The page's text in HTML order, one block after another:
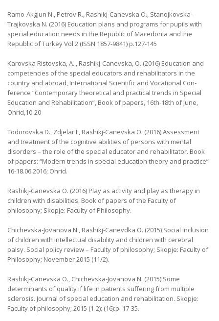
Ramo-Akgjun N., Petrov R., Rashikj-Canevska O., Stanojkovska-
Trajkovska N. (2016) Education plans and programs for pupils with
special education needs in the Republic of Macedonia and the
Republic of Turkey Vol.2 (ISSN 1857-9841) p.127-145
Karovska Ristovska, A.., Rashikj-Canevska, O. (2016) Education and
competencies of the special educators and rehabilitators in the
country and abroad, International Scientific and Vocational Con-
ference “Contemporary theoretical and practical trends in Special
Education and Rehabilitation”, Book of papers, 16th-18th of June,
Ohrid,10-20
Todorovska D., Zdjelar I., Rashikj-Canevska O. (2016) Assessment
and treatment of the cognitive abilities of persons with mental
disorders – the role of the special educator and rehabilitator. Book
of papers: “Modern trends in special education theory and practice”
16-18.06.2016; Ohrid.
Rashikj-Canevska O. (2016) Play as activity and play as therapy in
children with disabilities. Book of papers of the Faculty of
philosophy; Skopje: Faculty of Philosophy.
Chichevska-Jovanova N., Rashikj-Canevdka O. (2015) Social inclusion
of children with intellectual disability and children with cerebral
palsy. Social policy review – Faculty of philosophy; Skopje: Faculty of
Philosophy; November 2015 (11/2).
Rashikj-Canevska O., Chichevska-Jovanova N. (2015) Some
determinants of quality if life in patients suffering from multiple
sclerosis. Journal of special education and rehabilitation. Skopje:
Faculty of philosophy; 2015 (1-2); (16):p. 17-35.